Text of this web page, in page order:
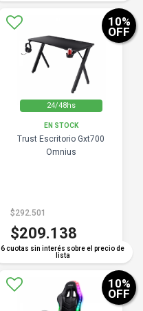
24/48hs
EN STOCK
Trust Escritorio Gxt700
Omnius
6 cuotas sin interés sobre el precio de
lista
10%
OFF
$292.501
$209.138
10%
OFF